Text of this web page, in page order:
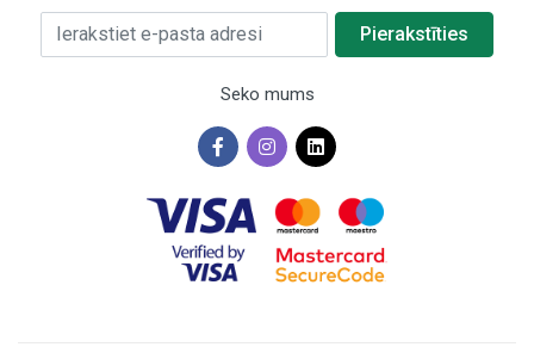
2 µg / 80%
Biotīns
Pantotēnskābe (Vitamīns B5)
Ierakstiet e-pasta adresi Pierakstīties
Seko mums